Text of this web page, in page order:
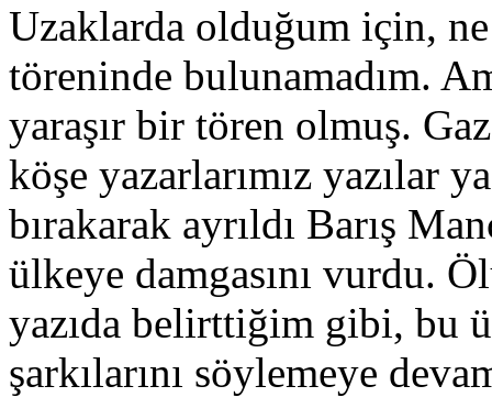
Uzaklarda olduğum için, ne
töreninde bulunamadım.
yaraşır bir tören olmuş.
köşe yazarlarımız yazılar
bırakarak ayrıldı Barış
ülkeye damgasını vurdu.
yazıda belirttiğim gibi, bu
şarkılarını söylemeye